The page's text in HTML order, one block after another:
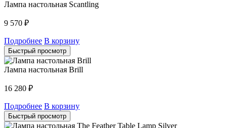
Лампа настольная Scantling
9 570 ₽
Подробнее В корзину
Быстрый просмотр
Лампа настольная Brill
16 280 ₽
Подробнее В корзину
Быстрый просмотр